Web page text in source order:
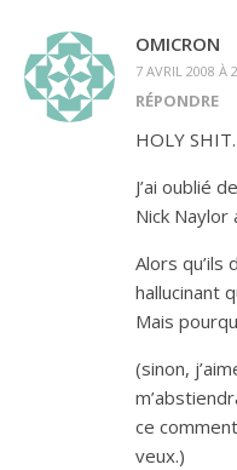
OMICRON
7 AVRIL 2008 À
RÉPONDRE
HOLY SHIT.
J’ai oublié
Nick Naylor
Alors qu’ils
hallucinant
Mais
(sinon,
ce
veux.)